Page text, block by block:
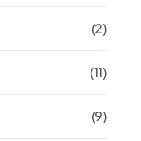
(2)
(11)
(9)